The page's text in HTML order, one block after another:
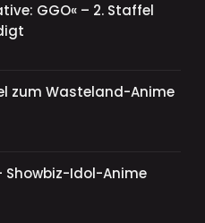
GGO« – 2. Staffel
zum Wasteland-Anime
Showbiz-Idol-Anime